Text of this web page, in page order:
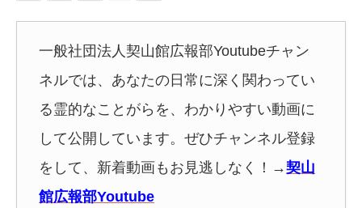
一般社団法人契山館広報部Youtubeチャン
ネルでは、あなたの日常に深く関わってい
る霊的なことがらを、わかりやすい動画に
して公開しています。ぜひチャンネル登録
をして、新着動画もお見逃しなく！ →契山
館広報部Youtube